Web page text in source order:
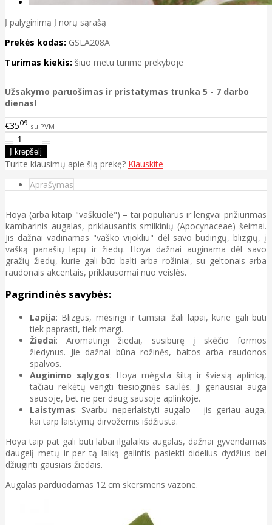
Į palyginimą Į norų sąrašą
Prekės kodas: GSLA208A
Turimas kiekis: šiuo metu turime prekyboje
Užsakymo paruošimas ir pristatymas trunka 5 - 7 darbo
dienas!
€3509 su PVM
Turite klausimų apie šią prekę? Klauskite
Aprašymas
Hoya (arba kitaip "vaškuolė") – tai populiarus ir lengvai prižiūrimas
kambarinis augalas, priklausantis smilkinių (Apocynaceae) šeimai.
Jis dažnai vadinamas "vaško vijokliu" dėl savo būdingų, blizgių, į
vašką panašių lapų ir žiedų. Hoya dažnai auginama dėl savo
gražių žiedų, kurie gali būti balti arba rožiniai, su geltonais arba
raudonais akcentais, priklausomai nuo veislės.
Pagrindinės savybės:
Lapija: Blizgūs, mėsingi ir tamsiai žali lapai, kurie gali būti
tiek paprasti, tiek margi.
Žiedai: Aromatingi žiedai, susibūrę į skėčio formos
žiedynus. Jie dažnai būna rožinės, baltos arba raudonos
spalvos.
Auginimo sąlygos: Hoya mėgsta šiltą ir šviesią aplinką,
tačiau reikėtų vengti tiesioginės saulės. Ji geriausiai auga
sausoje, bet ne per daug sausoje aplinkoje.
Laistymas: Svarbu neperlaistyti augalo – jis geriau auga,
kai tarp laistymų dirvožemis išdžiūsta.
Hoya taip pat gali būti labai ilgalaikis augalas, dažnai gyvendamas
daugelį metų ir per tą laiką galintis pasiekti didelius dydžius bei
džiuginti gausiais žiedais.
Augalas parduodamas 12 cm skersmens vazone.